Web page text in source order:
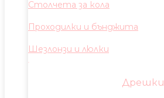
Столчета за кола
Проходилки и бънджита
Шезлонзи и люлки
Дрешки